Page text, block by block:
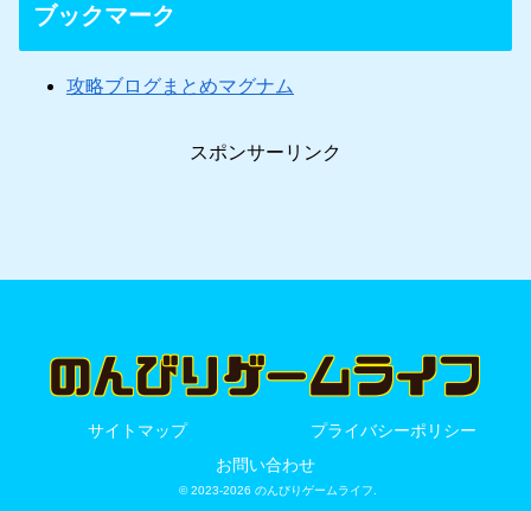
ブックマーク
攻略ブログまとめマグナム
スポンサーリンク
サイトマップ
プライバシーポリシー
お問い合わせ
© 2023-2026 のんびりゲームライフ.